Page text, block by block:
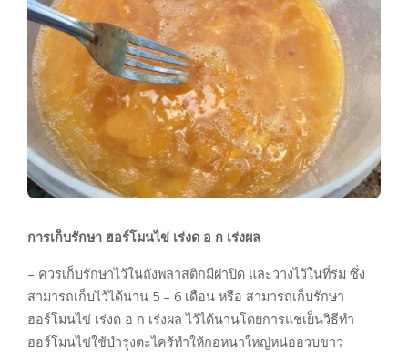
การเก็บรักษา ฮอร์โมนไข่ เร่งด อ ก เร่งผล
– ควรเก็บรักษาไว้ในถังพลาสติกมีฝาปิด และวางไว้ในที่ร่ม ซึ่ง
สามารถเก็บไว้ได้นาน 5 – 6 เดือน หรือ สามารถเก็บรักษา
ฮอร์โมนไข่ เร่งด อ ก เร่งผล ไว้ได้นานโดยการแช่เย็นวิธีทำ
ฮอร์โมนไข่ใช้บำรุงตะไคร้ทำให้กอหนาใหญ่หน่ออวบขาว